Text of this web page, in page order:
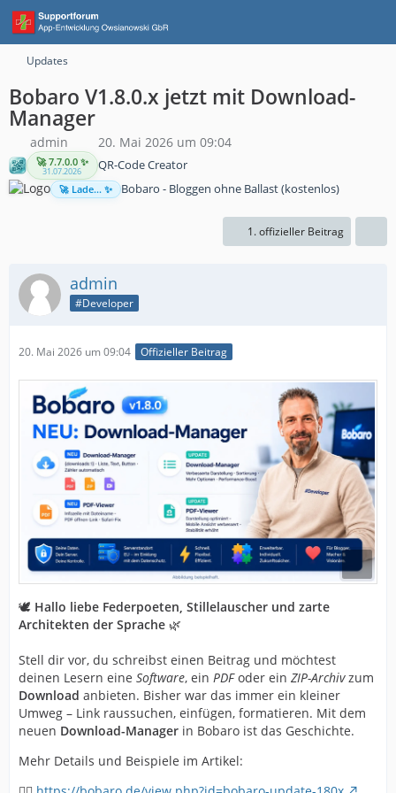
Updates
Bobaro V1.8.0.x jetzt mit Download-
Manager
admin 20. Mai 2026 um 09:04
🚀 7.7.0.0 ✨
31.07.2026 QR-Code Creator
🚀 Lade... ✨ Bobaro - Bloggen ohne Ballast (kostenlos)
1. offizieller Beitrag
admin
#Developer
20. Mai 2026 um 09:04 Offizieller Beitrag
🕊️ Hallo liebe Federpoeten, Stillelauscher und zarte
Architekten der Sprache 🌿
Stell dir vor, du schreibst einen Beitrag und möchtest
deinen Lesern eine Software, ein PDFoder ein ZIP-Archivzum
Download anbieten. Bisher war das immer ein kleiner
Umweg – Link raussuchen, einfügen, formatieren. Mit dem
neuen Download-Manager in Bobaro ist das Geschichte.
Mehr Details und Beispiele im Artikel: